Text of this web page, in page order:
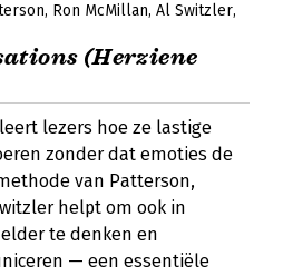
Ron McMillan Al Switzler
(Herziene
lezers hoe ze lastige
zonder dat emoties de
van Patterson,
helpt om ook in
te denken en
— een essentiële